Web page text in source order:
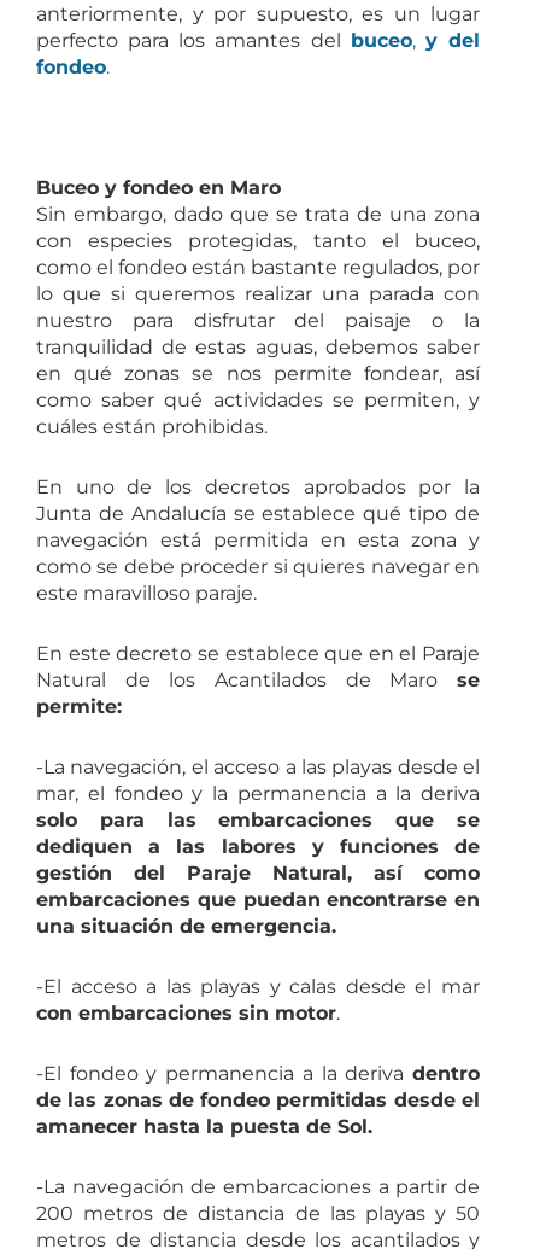
anteriormente, y por supuesto, es un lugar
perfecto para los amantes del buceo, y del
fondeo.
Buceo y fondeo en Maro
Sin embargo, dado que se trata de una zona
con especies protegidas, tanto el buceo,
como el fondeo están bastante regulados, por
lo que si queremos realizar una parada con
nuestro para disfrutar del paisaje o la
tranquilidad de estas aguas, debemos saber
en qué zonas se nos permite fondear, así
como saber qué actividades se permiten, y
cuáles están prohibidas.
En uno de los decretos aprobados por la
Junta de Andalucía se establece qué tipo de
navegación está permitida en esta zona y
como se debe proceder si quieres navegar en
este maravilloso paraje.
En este decreto se establece que en el Paraje
Natural de los Acantilados de Maro se
permite:
-La navegación, el acceso a las playas desde el
mar, el fondeo y la permanencia a la deriva
solo para las embarcaciones que se
dediquen a las labores y funciones de
gestión del Paraje Natural, así como
embarcaciones que puedan encontrarse en
una situación de emergencia.
-El acceso a las playas y calas desde el mar
con embarcaciones sin motor.
-El fondeo y permanencia a la deriva dentro
de las zonas de fondeo permitidas desde el
amanecer hasta la puesta de Sol.
-La navegación de embarcaciones a partir de
200 metros de distancia de las playas y 50
metros de distancia desde los acantilados y